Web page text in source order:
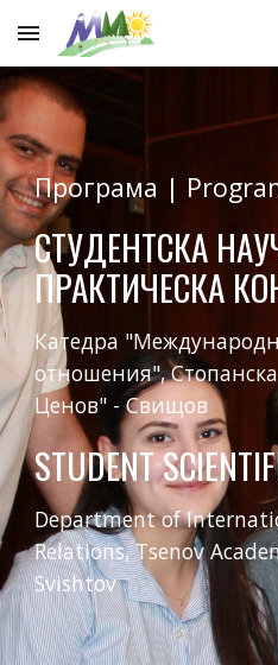
Skip to main content
Програма |
СТУДЕНТСКА
ПРАКТИЧЕСКА
Катедра
отношения",
Ценов" - Свищов
STUDENT
Department of
Relations, Tsenov
Svishtov